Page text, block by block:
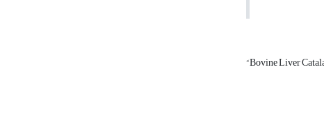
“Bovine Liver